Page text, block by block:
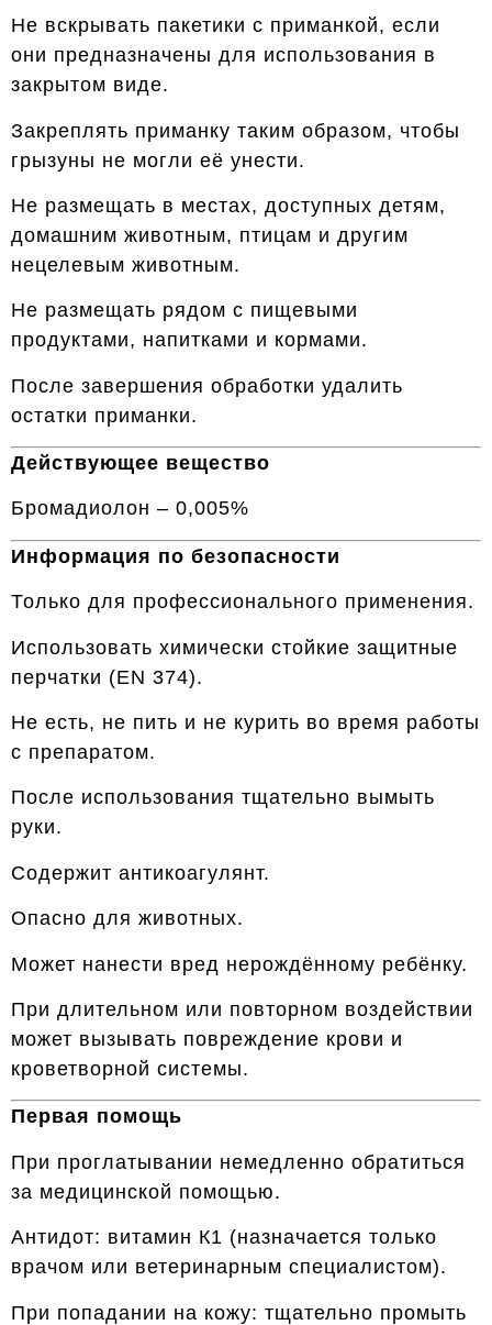
Не вскрывать пакетики с приманкой, если
они предназначены для использования в
закрытом виде.
Закреплять приманку таким образом, чтобы
грызуны не могли её унести.
Не размещать в местах, доступных детям,
домашним животным, птицам и другим
нецелевым животным.
Не размещать рядом с пищевыми
продуктами, напитками и кормами.
После завершения обработки удалить
остатки приманки.
Действующее вещество
Бромадиолон – 0,005%
Информация по безопасности
Только для профессионального применения.
Использовать химически стойкие защитные
перчатки (EN 374).
Не есть, не пить и не курить во время работы
с препаратом.
После использования тщательно вымыть
руки.
Содержит антикоагулянт.
Опасно для животных.
Может нанести вред нерождённому ребёнку.
При длительном или повторном воздействии
может вызывать повреждение крови и
кроветворной системы.
Первая помощь
При проглатывании немедленно обратиться
за медицинской помощью.
Антидот: витамин К1 (назначается только
врачом или ветеринарным специалистом).
При попадании на кожу: тщательно промыть